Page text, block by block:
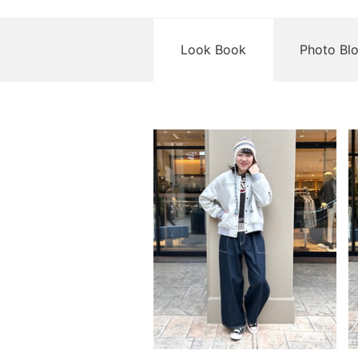
Look Book Photo